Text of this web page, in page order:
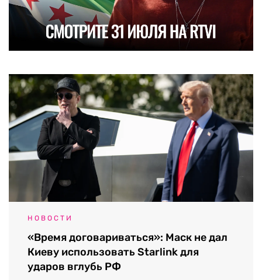
НОВОСТИ
«Время договариваться»: Маск не дал
Киеву использовать Starlink для
ударов вглубь РФ